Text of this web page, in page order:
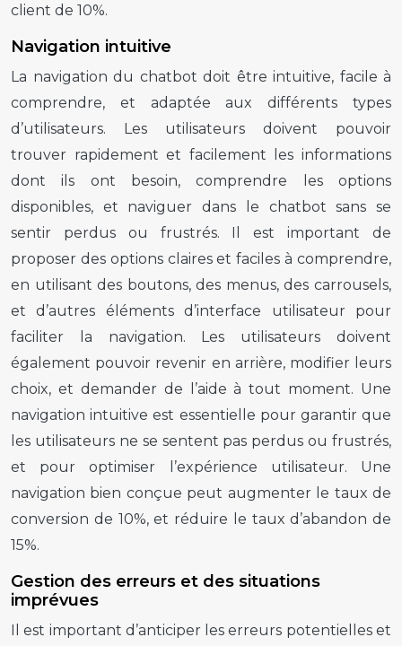
client de 10%.
Navigation intuitive
La navigation du chatbot doit être intuitive, facile à
comprendre, et adaptée aux différents types
d’utilisateurs. Les utilisateurs doivent pouvoir
trouver rapidement et facilement les informations
dont ils ont besoin, comprendre les options
disponibles, et naviguer dans le chatbot sans se
sentir perdus ou frustrés. Il est important de
proposer des options claires et faciles à comprendre,
en utilisant des boutons, des menus, des carrousels,
et d’autres éléments d’interface utilisateur pour
faciliter la navigation. Les utilisateurs doivent
également pouvoir revenir en arrière, modifier leurs
choix, et demander de l’aide à tout moment. Une
navigation intuitive est essentielle pour garantir que
les utilisateurs ne se sentent pas perdus ou frustrés,
et pour optimiser l’expérience utilisateur. Une
navigation bien conçue peut augmenter le taux de
conversion de 10%, et réduire le taux d’abandon de
15%.
Gestion des erreurs et des situations
imprévues
Il est important d’anticiper les erreurs potentielles et